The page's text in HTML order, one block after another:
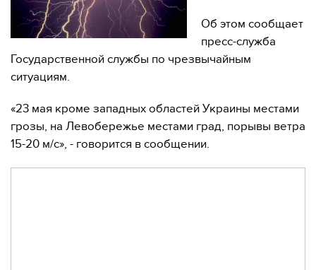
Об этом сообщает
пресс-служба
Государственной службы по чрезвычайным
ситуациям.
«23 мая кроме западных областей Украины местами
грозы, на Левобережье местами град, порывы ветра
15-20 м/с», - говорится в сообщении.